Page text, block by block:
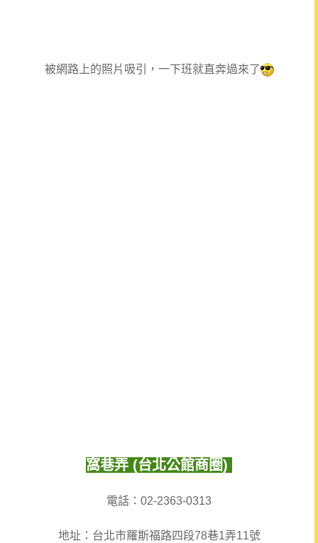
被網路上的照片吸引，一下班就直奔過來了
窩巷弄 (台北公館商圈)
電話：02-2363-0313
地址：台北市羅斯福路四段78巷1弄11號